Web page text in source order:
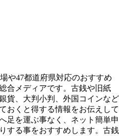
や47都道府県対応のおすすめ
合メディアです。古銭や旧紙
貨、大判小判、外国コインなど
おくと得する情報をお伝えして
足を運ぶ事なく、ネット簡単申
する事をおすすめします。古銭